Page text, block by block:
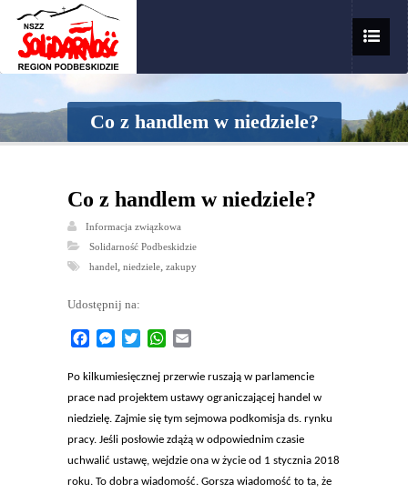
Co z handlem w niedziele?
Co z handlem w niedziele?
Informacja związkowa
Solidarność Podbeskidzie
handel, niedziele, zakupy
Udostępnij na:
FacebookMessenger
TwitterWhatsApp
Po kilkumiesięcznej przerwie ruszają w parlamencie
prace nad projektem ustawy ograniczającej handel w
niedzielę. Zajmie się tym sejmowa podkomisja ds. rynku
pracy. Jeśli posłowie zdążą w odpowiednim czasie
uchwalić ustawę, wejdzie ona w życie od 1 stycznia 2018
roku. To dobra wiadomość. Gorsza wiadomość to ta, że